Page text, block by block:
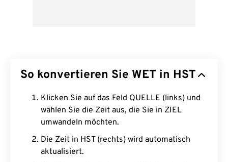
So konvertieren Sie WET in HST
Klicken Sie auf das Feld QUELLE (links) und
wählen Sie die Zeit aus, die Sie in ZIEL
umwandeln möchten.
Die Zeit in HST (rechts) wird automatisch
aktualisiert.